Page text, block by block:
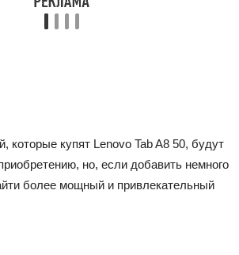
которые купят Lenovo Tab A8 50, будут
но, если добавить немного
более мощный и привлекательный